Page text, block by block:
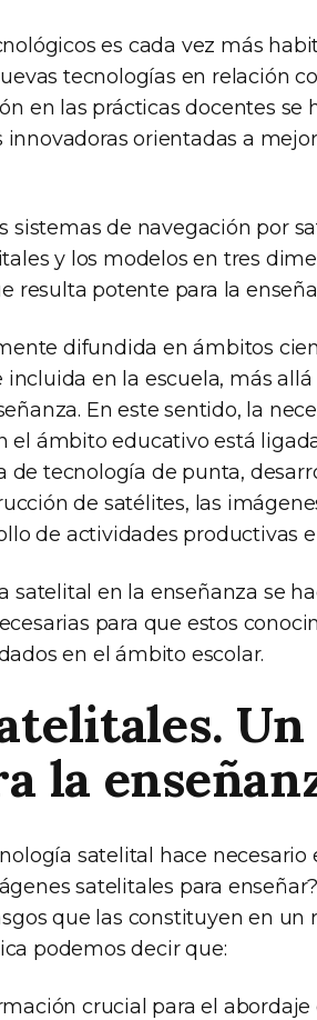
es cada vez más
tecnologías en relación
en las prácticas docentes se
orientadas a
sistemas de navegación por
y los modelos en tres
resulta potente para la
difundida en ámbitos
en la escuela, más
En este sentido, la
el ámbito educativo está
de tecnología de punta,
de satélites, las
de actividades productivas
satelital en la enseñanza se
para que estos
en el ámbito escolar.
la
satelital hace necesario
satelitales para
que las constituyen en un
podemos decir que:
crucial para el